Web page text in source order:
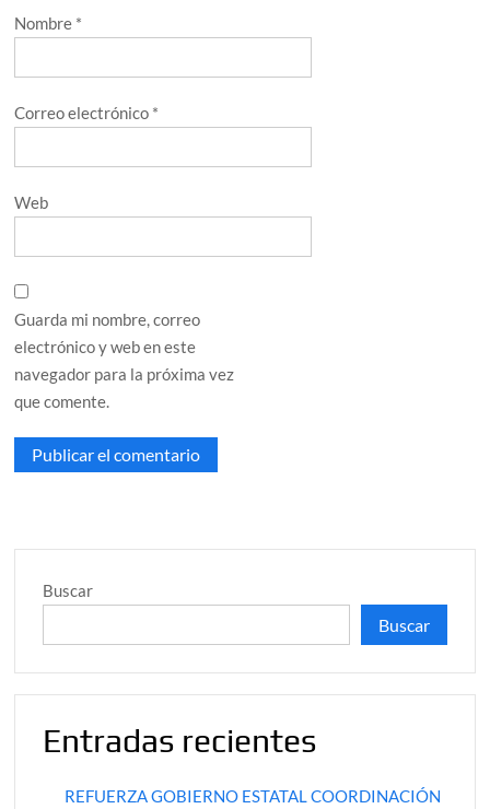
Nombre *
Correo electrónico *
Web
Guarda mi nombre, correo
electrónico y web en este
navegador para la próxima vez
que comente.
Buscar
Buscar
Entradas recientes
REFUERZA GOBIERNO ESTATAL COORDINACIÓN